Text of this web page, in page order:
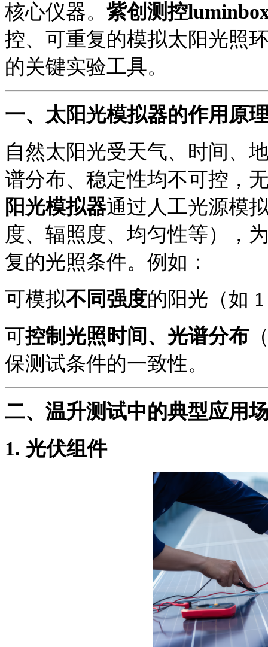
核心仪器。 紫创测控
控、可重复的模拟太阳光照
的关键实验工具。
一、 太阳光模拟器的作用 原
自然太阳光受天气、时间、
谱分布、稳定性均不可控，
阳光模拟器通过人工光源模
度、辐照度、均匀性等），
复的光照条件。例如：
可模拟不同强度的阳光（如
可控制光照时间、光谱分布
保测试条件的一致性。
二、温升测试中的典型应用
1. 光伏组件